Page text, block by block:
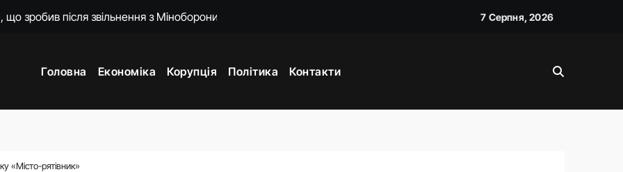
у чотирьох країнах
української балістики
Що сталося з Верховною Радою за сім років без виборів
7 Серпня, 2026
Головна Економіка Корупція Політика Контакти
«Місто-рятівник»